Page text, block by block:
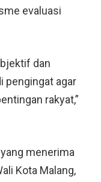
evaluasi
dan
pengingat agar
rakyat,”
menerima
Kota Malang,